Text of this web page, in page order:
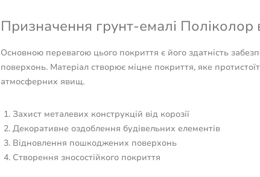
Призначення грунт-емалі Поліколор
Основною перевагою цього покриття є його здатність
поверхонь. Матеріал створює міцне покриття, яке
атмосферних явищ.
Захист металевих конструкцій від корозії
Декоративне оздоблення будівельних елементів
Відновлення пошкоджених поверхонь
Створення зносостійкого покриття